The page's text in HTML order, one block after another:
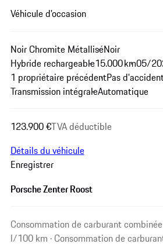
Véhicule d'occasion
Noir Chromite MétalliséNoir
Hybride rechargeable15.000 km05/
1 propriétaire précédentPas
Transmission intégraleAutomatique
123.900 €TVA déductible
Détails du véhicule
Enregistrer
Porsche Zenter Roost
Consommation de carburant
l/100 km · Consommation de